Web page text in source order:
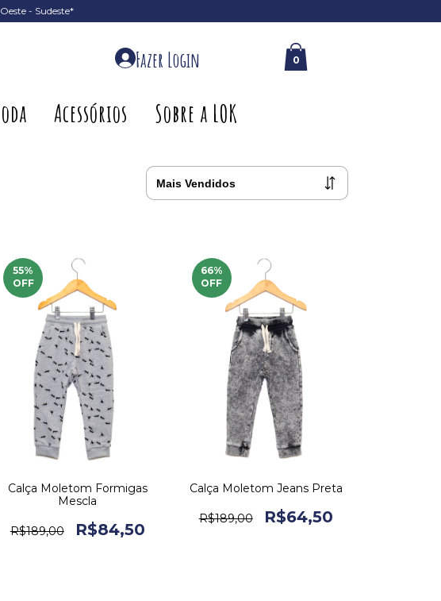
- Sudeste*
Fazer Login 0
Acessórios Sobre a LOK
55%
OFF
Calça Moletom Formigas
Mescla
R$189,00 R$84,50
66%
OFF
Calça Moletom Jeans Preta
R$189,00 R$64,50